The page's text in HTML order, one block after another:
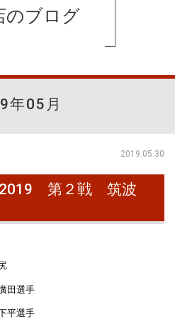
のブログ
年05月
2019.05.30
2019 第２戦 筑波
田選手
平選手